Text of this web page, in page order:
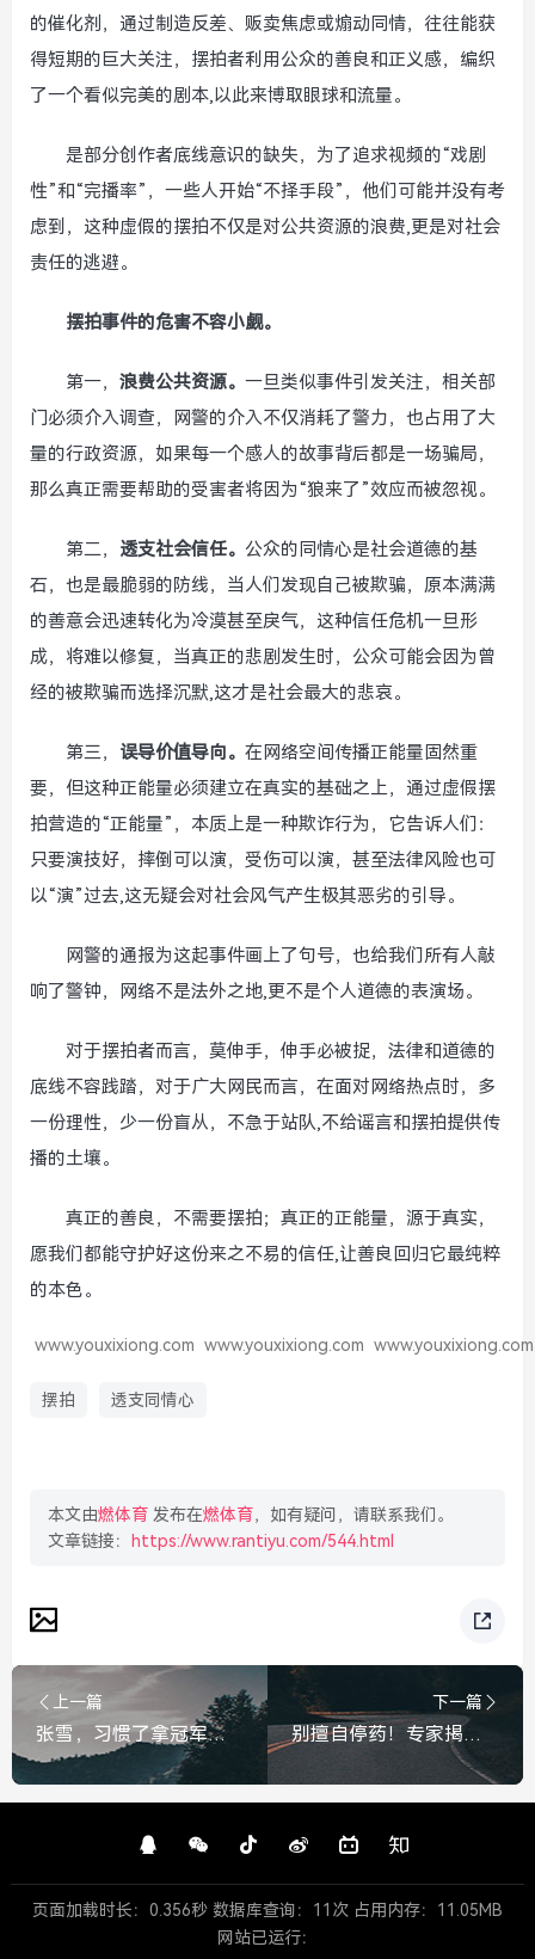
的催化剂，通过制造反差、贩卖焦虑或煽动同情，往往能获
得短期的巨大关注，摆拍者利用公众的善良和正义感，编织
了一个看似完美的剧本,以此来博取眼球和流量。
是部分创作者底线意识的缺失，为了追求视频的“戏剧
性”和“完播率”，一些人开始“不择手段”，他们可能并没有考
虑到，这种虚假的摆拍不仅是对公共资源的浪费,更是对社会
责任的逃避。
摆拍事件的危害不容小觑。
第一， 浪费公共资源。 一旦类似事件引发关注，相关部
门必须介入调查，网警的介入不仅消耗了警力，也占用了大
量的行政资源，如果每一个感人的故事背后都是一场骗局，
那么真正需要帮助的受害者将因为“狼来了”效应而被忽视。
第二， 透支社会信任。 公众的同情心是社会道德的基
石，也是最脆弱的防线，当人们发现自己被欺骗，原本满满
的善意会迅速转化为冷漠甚至戾气，这种信任危机一旦形
成，将难以修复，当真正的悲剧发生时，公众可能会因为曾
经的被欺骗而选择沉默,这才是社会最大的悲哀。
第三， 误导价值导向。 在网络空间传播正能量固然重
要，但这种正能量必须建立在真实的基础之上，通过虚假摆
拍营造的“正能量”，本质上是一种欺诈行为，它告诉人们：
只要演技好，摔倒可以演，受伤可以演，甚至法律风险也可
以“演”过去,这无疑会对社会风气产生极其恶劣的引导。
网警的通报为这起事件画上了句号，也给我们所有人敲
响了警钟，网络不是法外之地,更不是个人道德的表演场。
对于摆拍者而言，莫伸手，伸手必被捉，法律和道德的
底线不容践踏，对于广大网民而言，在面对网络热点时，多
一份理性，少一份盲从，不急于站队,不给谣言和摆拍提供传
播的土壤。
真正的善良，不需要摆拍；真正的正能量，源于真实，
愿我们都能守护好这份来之不易的信任,让善良回归它最纯粹
的本色。
www.youxixiong.com www.youxixiong.com www.youxixiong.com
摆拍 透支同情心
本文由燃体育 发布在燃体育，如有疑问，请联系我们。
文章链接：
https://www.rantiyu.com/544.html
上一篇
张雪，习惯了拿冠军，这究竟是福是祸？张雪，习惯了拿冠军，究竟是福是祸？
下一篇
别擅自停药！专家揭秘，降压药不仅降压，更是保心护肾的护身符，别擅自停药！专家揭秘，降压药不仅是降压，更是保心护肾的护身符
页面加载时长：0.356秒 数据库查询：11次 占用内存：11.05MB
网站已运行：